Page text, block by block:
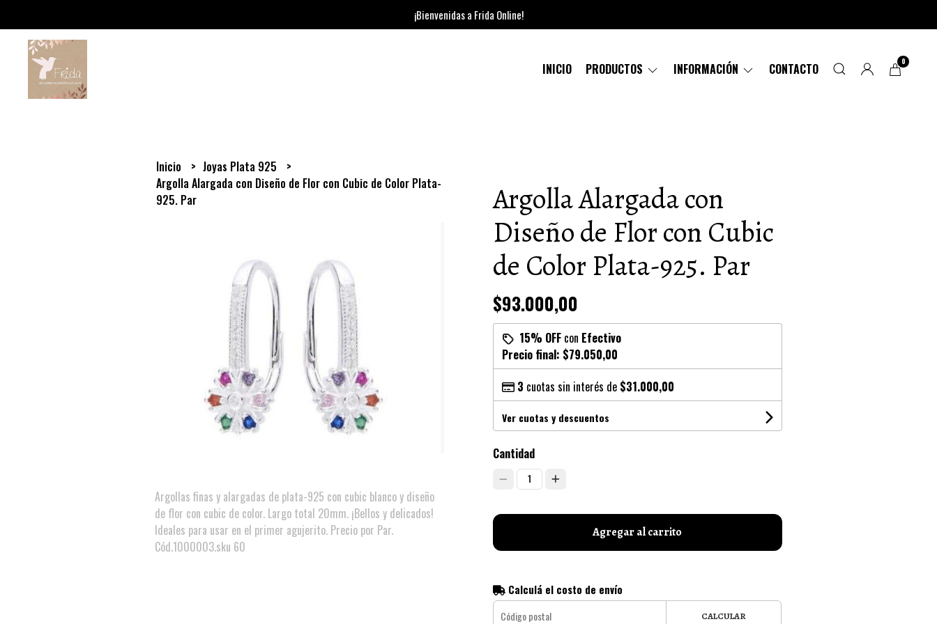
¡Bienvenidas a Frida Online!
INICIO PRODUCTOS INFORMACIÓN CONTACTO 0
Inicio
Joyas Plata 925
Argolla Alargada con Diseño de Flor con Cubic de Color Plata-
925. Par
Argollas finas y alargadas de plata-925 con cubic blanco y diseño
de flor con cubic de color. Largo total 20mm. ¡Bellos y delicados!
Ideales para usar en el primer agujerito. Precio por Par.
Cód.1000003.sku 60
Argolla Alargada con
Diseño de Flor con Cubic
de Color Plata-925. Par
$93.000,00
15% OFFcon Efectivo
Precio final: $79.050,00
3 cuotas sin interés de $31.000,00
Ver cuotas y descuentos
Cantidad
1
Agregar al carrito
Calculá el costo de envío
CALCULAR